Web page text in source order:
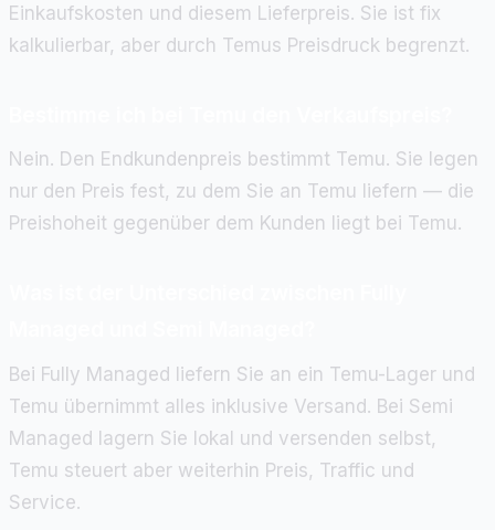
Einkaufskosten und diesem Lieferpreis. Sie ist fix
kalkulierbar, aber durch Temus Preisdruck begrenzt.
Nein. Den Endkundenpreis bestimmt Temu. Sie legen
nur den Preis fest, zu dem Sie an Temu liefern — die
Preishoheit gegenüber dem Kunden liegt bei Temu.
Bei Fully Managed liefern Sie an ein Temu-Lager und
Temu übernimmt alles inklusive Versand. Bei Semi
Managed lagern Sie lokal und versenden selbst,
Temu steuert aber weiterhin Preis, Traffic und
Service.